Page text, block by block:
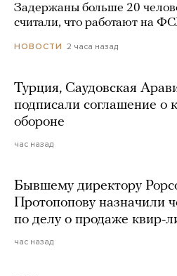
Задержаны больше 20
считали, что работают на
НОВОСТИ 2 часа назад
Турция, Саудовская
подписали соглашение о
обороне
час назад
Бывшему директору
Протопопову назначили
по делу о продаже квир-
час назад